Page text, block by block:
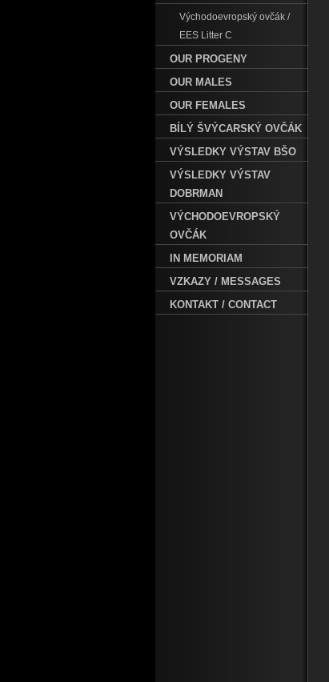
Východoevropský ovčák /
EES Litter C
OUR PROGENY
OUR MALES
OUR FEMALES
BÍLÝ ŠVÝCARSKÝ OVČÁK
VÝSLEDKY VÝSTAV BŠO
VÝSLEDKY VÝSTAV
DOBRMAN
VÝCHODOEVROPSKÝ
OVČÁK
IN MEMORIAM
VZKAZY / MESSAGES
KONTAKT / CONTACT